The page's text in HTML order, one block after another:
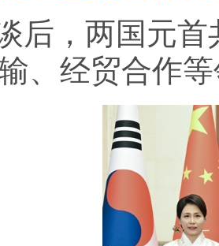
后，两国元
、经贸合作